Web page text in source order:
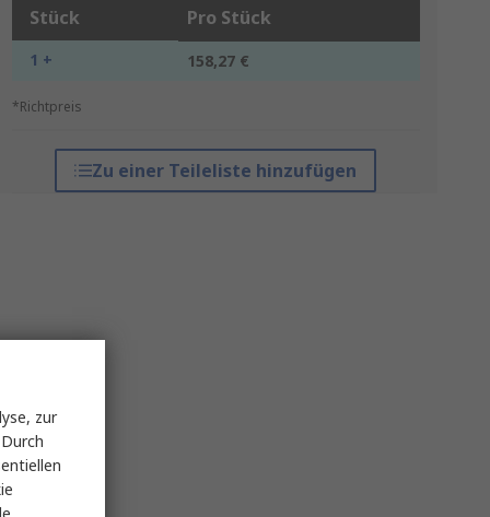
Stück Pro Stück
1 + 158,27 €
*Richtpreis
Zu einer Teileliste hinzufügen
zur